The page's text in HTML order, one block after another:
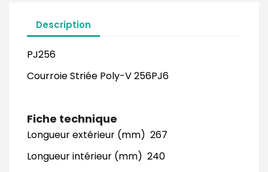
Description
PJ256
Courroie Striée Poly-V 256PJ6
Fiche technique
Longueur extérieur (mm) 267
Longueur intérieur (mm) 240